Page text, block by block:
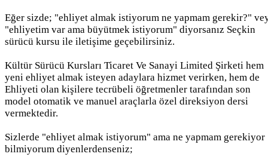
Eğer sizde; "ehliyet almak istiyorum ne yapmam gerekir?"
"ehliyetim var ama büyütmek istiyorum" diyorsanız Seçkin
sürücü kursu ile iletişime geçebilirsiniz.
Kültür Sürücü Kursları Ticaret Ve Sanayi Limited Şirketi hem
yeni ehliyet almak isteyen adaylara hizmet verirken, hem de
Ehliyeti olan kişilere tecrübeli öğretmenler tarafından son
model otomatik ve manuel araçlarla özel direksiyon dersi
vermektedir.
Sizlerde "ehliyet almak istiyorum" ama ne yapmam gerekiyor
bilmiyorum diyenlerdenseniz;